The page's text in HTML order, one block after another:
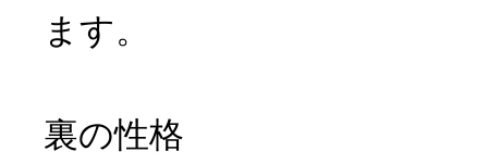
ます。
裏の性格